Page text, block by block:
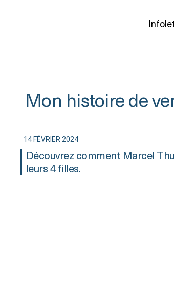
Mon histoire de
14 FÉVRIER 2024
Découvrez comment Marcel
leurs 4 filles.